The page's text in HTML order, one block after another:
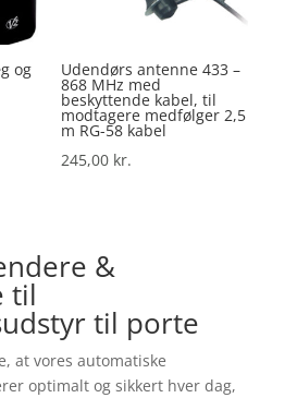
og Udendørs antenne 433 –
868 MHz med
beskyttende kabel, til
modtagere medfølger 2,5
m RG-58 kabel
245,00 kr.
&
til
til porte
at vores automatiske
optimalt og sikkert hver dag,